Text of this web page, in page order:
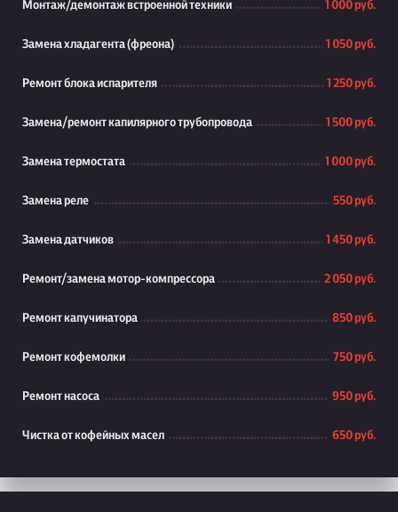
Монтаж/демонтаж встроенной техники 1 000 руб.
Замена хладагента (фреона) 1 050 руб.
Ремонт блока испарителя 1 250 руб.
Замена/ремонт капилярного трубопровода 1 500 руб.
Замена термостата 1 000 руб.
Замена реле 550 руб.
Замена датчиков 1 450 руб.
Ремонт/замена мотор-компрессора 2 050 руб.
Ремонт капучинатора 850 руб.
Ремонт кофемолки 750 руб.
Ремонт насоса 950 руб.
Чистка от кофейных масел 650 руб.